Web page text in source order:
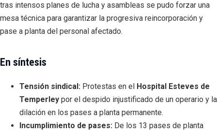
tras intensos planes de lucha y asambleas se pudo forzar una
mesa técnica para garantizar la progresiva reincorporación y
pase a planta del personal afectado.
En síntesis
Tensión sindical: Protestas en el Hospital Esteves de
Temperley por el despido injustificado de un operario y la
dilación en los pases a planta permanente.
Incumplimiento de pases: De los 13 pases de planta